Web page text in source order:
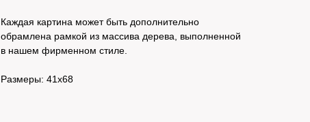
Каждая картина может быть дополнительно
обрамлена рамкой из массива дерева, выполненной
в нашем фирменном стиле.
Размеры: 41х68